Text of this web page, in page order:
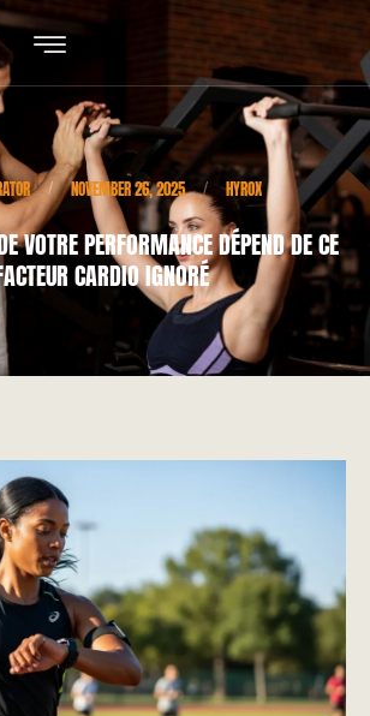
/ NOVEMBER 26, 2025 / HYROX
PERFORMANCE DÉPEND DE CE
CARDIO IGNORÉ